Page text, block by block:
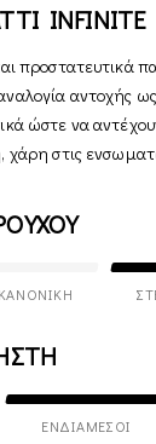
INFINITE
προστατευτικά
αντοχής
ώστε να
χάρη στις
ΚΑΝΟΝΙΚΉ
ΕΝΔΙΆΜΕΣΟΙ